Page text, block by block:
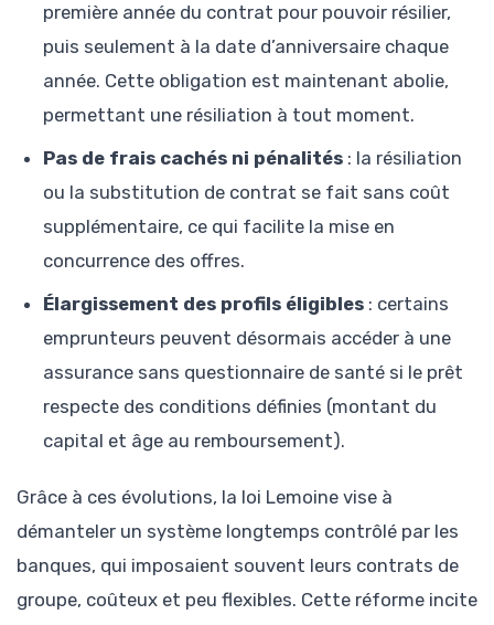
première année du contrat pour pouvoir résilier,
puis seulement à la date d’anniversaire chaque
année. Cette obligation est maintenant abolie,
permettant une résiliation à tout moment.
Pas de frais cachés ni pénalités : la résiliation
ou la substitution de contrat se fait sans coût
supplémentaire, ce qui facilite la mise en
concurrence des offres.
Élargissement des profils éligibles : certains
emprunteurs peuvent désormais accéder à une
assurance sans questionnaire de santé si le prêt
respecte des conditions définies (montant du
capital et âge au remboursement).
Grâce à ces évolutions, la loi Lemoine vise à
démanteler un système longtemps contrôlé par les
banques, qui imposaient souvent leurs contrats de
groupe, coûteux et peu flexibles. Cette réforme incite